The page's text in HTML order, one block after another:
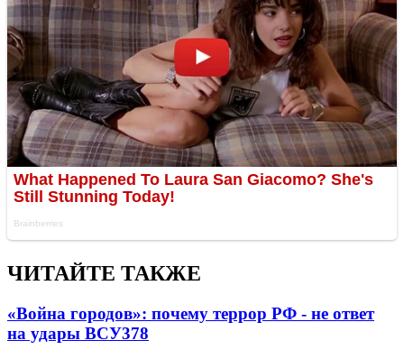
ЧИТАЙТЕ ТАКЖЕ
«Война городов»: почему террор РФ - не ответ
на удары ВСУ378